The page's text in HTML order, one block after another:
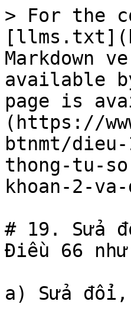
> For the
Markdown
available
page is
(https://
btnmt/
thong-tu-
khoan-2-
# 19. Sửa
Điều 66
a) Sửa đổi,